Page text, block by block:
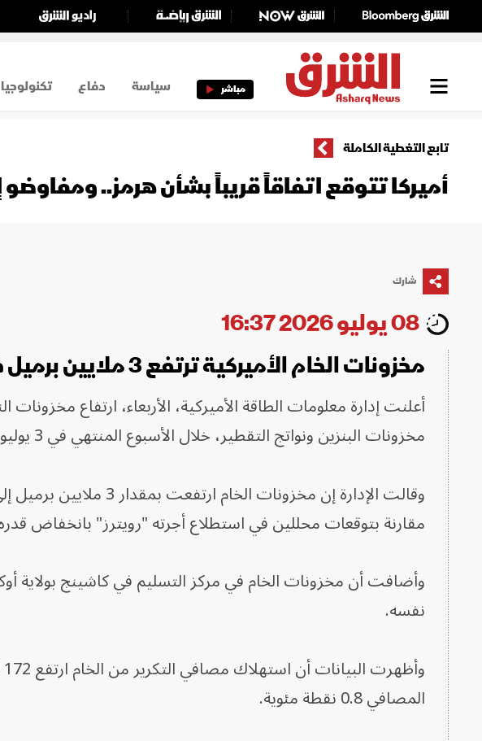
مباشر سياسة دفاع تكنولوجيا
تابع التغطية الكاملة
أميركا تتوقع اتفاقاً قريباً بشأن هرمز..
شارك
08 يوليو 2026 16:37
مخزونات الخام الأميركية ترتفع 3 ملايين برميل خلافاً للتوقعات
أعلنت إدارة معلومات الطاقة الأميركية، الأربعاء، ارتفاع
مخزونات البنزين ونواتج التقطير، خلال الأسبوع المنتهي في 3 يوليو.
مقارنة بتوقعات محللين في استطلاع أجرته "رويترز" بانخفاض قدره 2.4 مليون
نفسه.
المصافي 0.8 نقطة مئوية.